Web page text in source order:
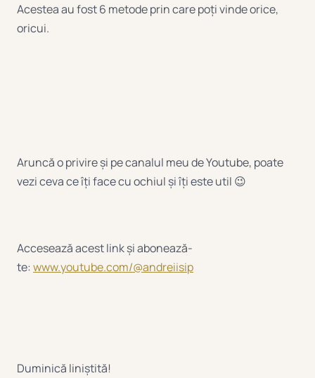
Acestea au fost 6 metode prin care poți vinde orice,
oricui.
Aruncă o privire și pe canalul meu de Youtube, poate
vezi ceva ce îți face cu ochiul și îți este util 😉
Accesează acest link și abonează-
te: www.youtube.com/@andreiisip
Duminică liniștită!